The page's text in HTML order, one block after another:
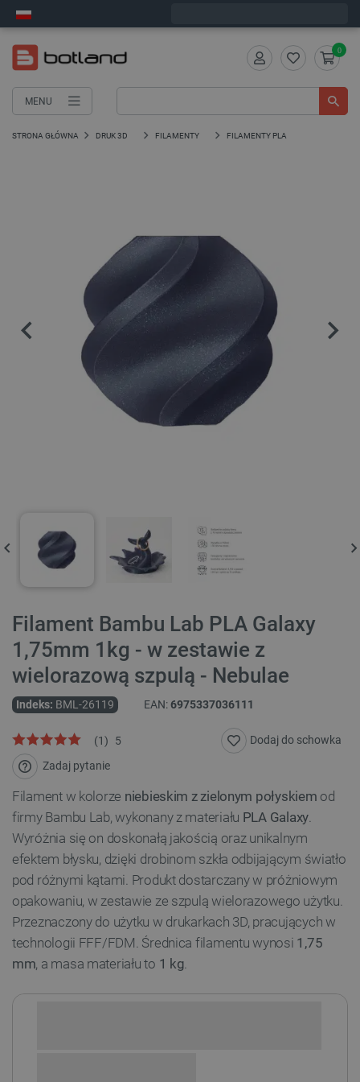
MENU
0
STRONA GŁÓWNA DRUK 3D FILAMENTY FILAMENTY PLA
Filament Bambu Lab PLA Galaxy
1,75mm 1kg - w zestawie z
wielorazową szpulą - Nebulae
Indeks: BML-26119 EAN:6975337036111
5
(1)
Zadaj pytanie
Dodaj do schowka
Filament w kolorze niebieskim z zielonym połyskiem od
firmy Bambu Lab, wykonany z materiału PLA Galaxy.
Wyróżnia się on doskonałą jakością oraz unikalnym
efektem błysku, dzięki drobinom szkła odbijającym światło
pod różnymi kątami. Produkt dostarczany w próżniowym
opakowaniu, w zestawie ze szpulą wielorazowego użytku.
Przeznaczony do użytku w drukarkach 3D, pracujących w
technologii FFF/FDM. Średnica filamentu wynosi 1,75
mm, a masa materiału to 1 kg.